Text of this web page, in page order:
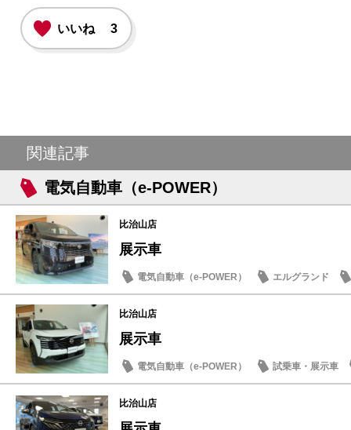
いいね 3
関連記事
電気自動車（e-POWER）
比治山店
展示車
電気自動車（e-POWER）
エルグランド
新型車
比治山店
展示車
電気自動車（e-POWER） 試乗車・展示車
比治山店